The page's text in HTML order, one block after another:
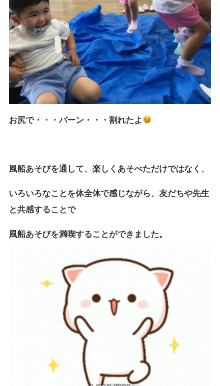
お尻で・・・バーン・・・割れたよ
風船あそびを通して、楽しくあそべただけではなく、
いろいろなことを体全体で感じながら、友だちや先生
と共感することで
風船あそびを満喫することができました。